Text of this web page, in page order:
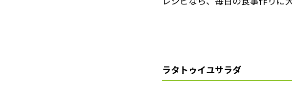
ラタトゥイユサラダ